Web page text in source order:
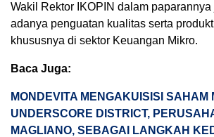
Wakil Rektor IKOPIN dalam
adanya penguatan kualitas serta
khususnya di sektor Keuangan Mikro.
Baca Juga:
MONDEVITA MENGAKUISISI SAHAM
UNDERSCORE DISTRICT,
MAGLIANO, SEBAGAI LANGKAH